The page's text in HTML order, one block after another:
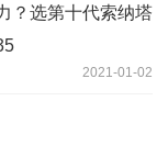
？选第十代索纳塔
2021-01-02